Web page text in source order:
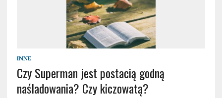
INNE
Czy Superman jest postacią godną
naśladowania? Czy kiczowatą?